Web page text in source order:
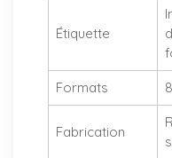
Étiquette
Formats
Fabrication